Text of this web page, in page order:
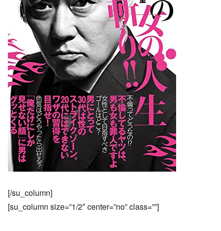
[/su_column]
[su_column size=”1/2″ center=”no” class=””]